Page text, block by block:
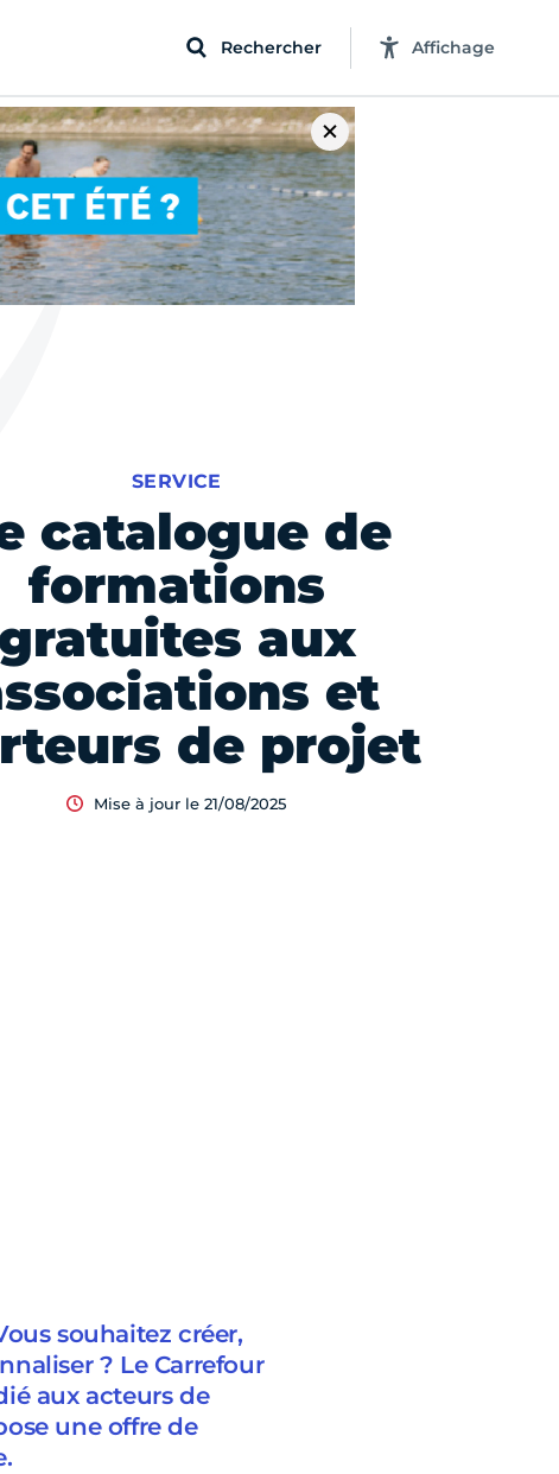
Rechercher Affichage
catalogue de
formations
aux
et
de projet
SERVICE
Mise à jour le 21/08/2025
souhaitez créer,
? Le Carrefour
aux acteurs de
une offre de